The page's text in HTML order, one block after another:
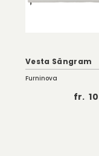
Vesta Sängram
Furninova
fr.